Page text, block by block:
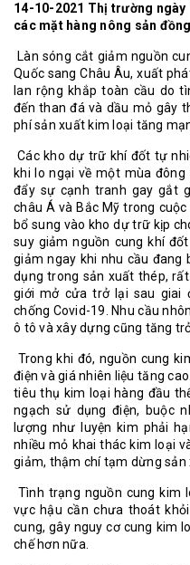
14-10-2021 Thị trường ngày
các mặt hàng nông sản
Làn sóng cắt giảm nguồn
Quốc sang Châu Âu, xuất
lan rộng khắp toàn cầu do
đến than đá và dầu mỏ gây
phí sản xuất kim loại tăng
Các kho dự trữ khí đốt tự
khi lo ngại về một mùa
đẩy sự cạnh tranh gay gắt
châu Á và Bắc Mỹ trong
bổ sung vào kho dự trữ kịp
suy giảm nguồn cung khí
giảm ngay khi nhu cầu đang
dụng trong sản xuất thép,
giới mở cửa trở lại sau giai
chống Covid-19. Nhu cầu
ô tô và xây dựng cũng tăng trở
Trong khi đó, nguồn cung
điện và giá nhiên liệu tăng
tiêu thụ kim loại hàng đầu
ngạch sử dụng điện, buộc
lượng như luyện kim phải
nhiều mỏ khai thác kim loại
giảm, thậm chí tạm dừng sản
Tình trạng nguồn cung kim
vực hậu cần chưa thoát
cung, gây nguy cơ cung kim
chế hơn nữa.